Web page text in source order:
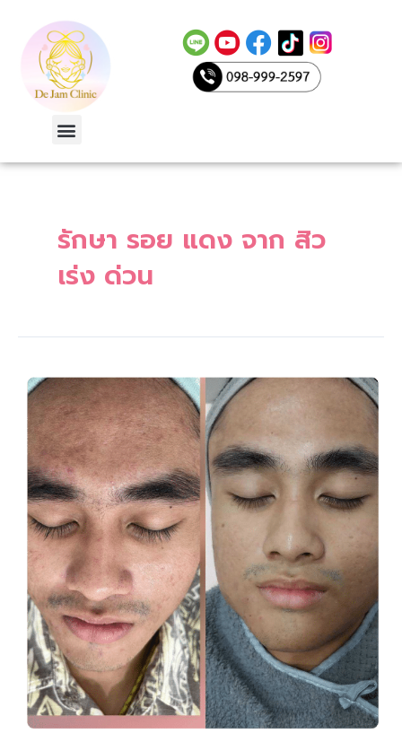
content
Menu
รักษา รอย แดง จาก สิว
เร่ง ด่วน
รักษา
รอย
แดง
จาก
สิว
เร่ง
ด่วน
De
Jam
Clinic
ไลน์
@dejamclinic